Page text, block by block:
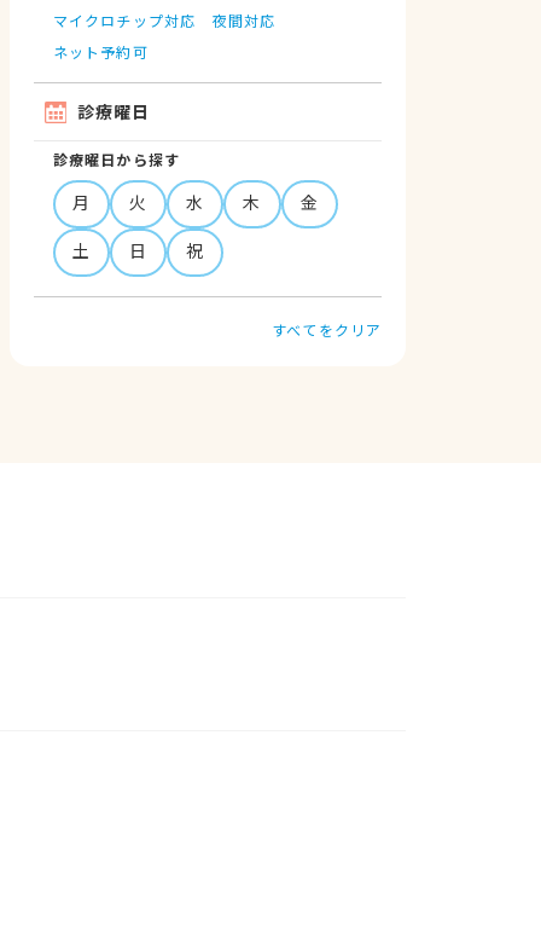
マイクロチップ対応
夜間対応
ネット予約可
診療曜日
診療曜日から探す
月 火 水 木
金
土
日 祝
すべてをクリア